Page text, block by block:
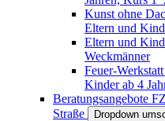
Kunst ohne
Eltern und
Eltern und
Weckmänner
Feuer-
Kinder ab 4
Beratungsangebote
Straße
Dropdown